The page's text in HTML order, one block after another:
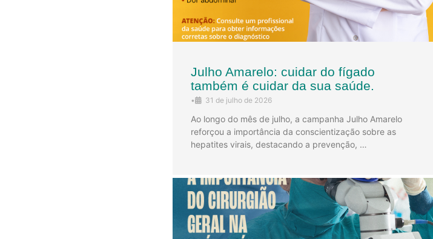
Julho Amarelo: cuidar do fígado
também é cuidar da sua saúde.
• 31 de julho de 2026
Ao longo do mês de julho, a campanha Julho Amarelo
reforçou a importância da conscientização sobre as
hepatites virais, destacando a prevenção, …